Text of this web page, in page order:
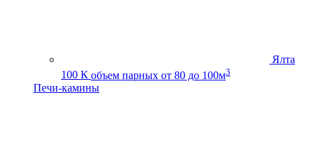
Ялта
100 К объем парных от 80 до 100м3
Печи-камины